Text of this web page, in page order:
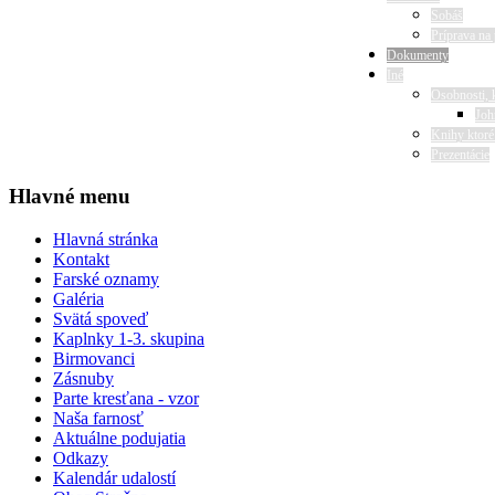
Sobáš
Príprava
Dokumenty
Iné
Osobnosti,
Knihy
Prezentácie
Hlavné menu
Hlavná stránka
Kontakt
Farské oznamy
Galéria
Svätá spoveď
Kaplnky 1-3. skupina
Birmovanci
Zásnuby
Parte kresťana - vzor
Naša farnosť
Aktuálne podujatia
Odkazy
Kalendár udalostí